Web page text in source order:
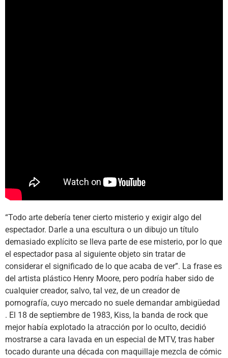
“Todo arte debería tener cierto misterio y exigir algo del
espectador. Darle a una escultura o un dibujo un título
demasiado explícito se lleva parte de ese misterio, por lo que
el espectador pasa al siguiente objeto sin tratar de
considerar el significado de lo que acaba de ver”. La frase es
del artista plástico Henry Moore, pero podría haber sido de
cualquier creador, salvo, tal vez, de un creador de
pornografía, cuyo mercado no suele demandar ambigüedad
. El 18 de septiembre de 1983, Kiss, la banda de rock que
mejor había explotado la atracción por lo oculto, decidió
mostrarse a cara lavada en un especial de MTV, tras haber
tocado durante una década con maquillaje mezcla de cómic